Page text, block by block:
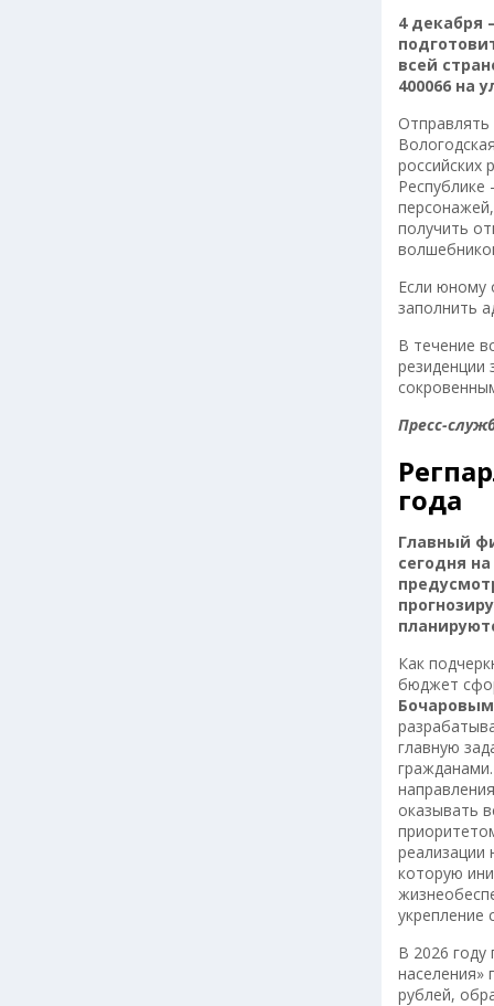
4 декабря
всей
400066 на
получить
Если юному
заполнить
В течение
резиденции
Пресс-
года
Главный
сегодня
Как
бюджет
Бочаровым
главную
оказывать
реализации
которую
укрепление
В 2026
населения»
рублей,